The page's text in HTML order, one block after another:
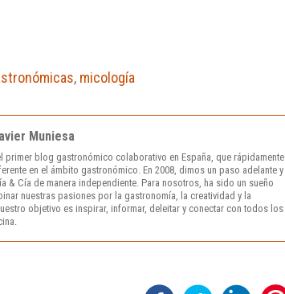
, micología
Muniesa
primer blog gastronómico colaborativo en España, que rápidamente
en el ámbito gastronómico. En 2008, dimos un paso adelante y
& Cía de manera independiente. Para nosotros, ha sido un sueño
nuestras pasiones por la gastronomía, la creatividad y la
objetivo es inspirar, informar, deleitar y conectar con todos los